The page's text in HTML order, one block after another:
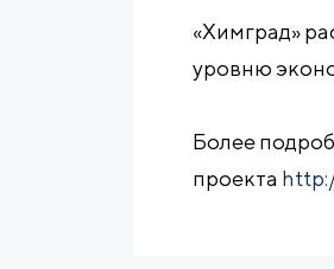
«Химград»
уровню
Более
проекта